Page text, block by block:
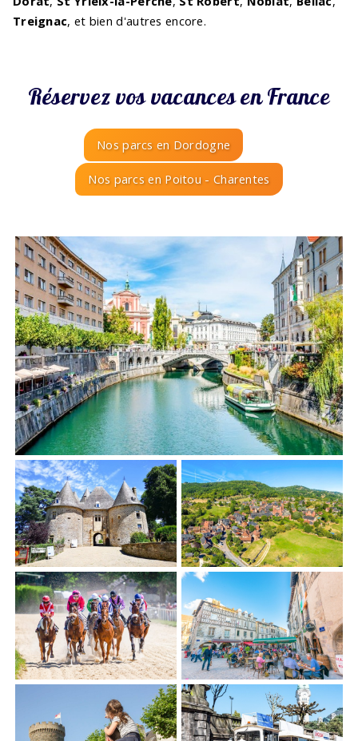
Treignac, et bien d'autres encore.
Réservez vos vacances en France
Nos parcs en Dordogne
Nos parcs en Poitou - Charentes